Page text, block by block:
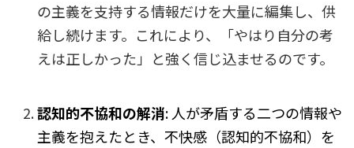
の主義を支持する情報だけを大量に編集し、供
給し続けます。これにより、「やはり自分の考
えは正しかった」と強く信じ込ませるのです。
認知的不協和の解消: 人が矛盾する二つの情報や
主義を抱えたとき、不快感（認知的不協和）を